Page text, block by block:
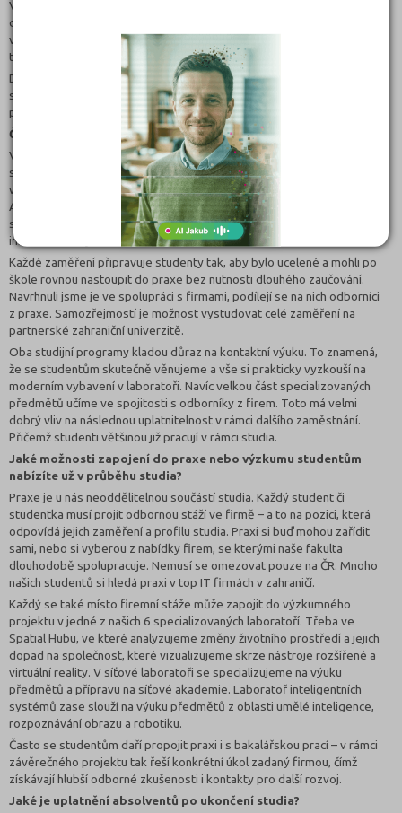
Ve studijním programu Administrace IS/ICT si studenti osvojí vše
důležité z oblastí počítačových sítí, serverových operačních systémů,
virtualizace, databázových a webových systémů i bezpečnostních
technologií.
Díky propojení s ekonomicko-manažersky zaměřenou fakultou naši
studenti získávají navíc přehled o fungování firem a základy řízení
projektů, práva i marketingu.
Čím se lišíte od ostatních fakult či škol, které obor nabízejí?
V Otevřené informatice jsme výjimeční studijními zaměřeními. Studenti
se mohou specializovat na vývoj mobilních aplikací, internet věcí,
webové technologie nebo řízení podniku. Studijní program
Administrace IS/ICT je od ostatních informatických programů odlišný
svým jasným zaměřením na správu podnikové IT infrastruktury,
informačních systémů a kybernetickou bezpečnost.
Každé zaměření připravuje studenty tak, aby bylo ucelené a mohli po
škole rovnou nastoupit do praxe bez nutnosti dlouhého zaučování.
Navrhnuli jsme je ve spolupráci s firmami, podílejí se na nich odborníci
z praxe. Samozřejmostí je možnost vystudovat celé zaměření na
partnerské zahraniční univerzitě.
Oba studijní programy kladou důraz na kontaktní výuku. To znamená,
že se studentům skutečně věnujeme a vše si prakticky vyzkouší na
moderním vybavení v laboratoři. Navíc velkou část specializovaných
předmětů učíme ve spojitosti s odborníky z firem. Toto má velmi
dobrý vliv na následnou uplatnitelnost v rámci dalšího zaměstnání.
Přičemž studenti většinou již pracují v rámci studia.
Jaké možnosti zapojení do praxe nebo výzkumu studentům
nabízíte už v průběhu studia?
Praxe je u nás neoddělitelnou součástí studia. Každý student či
studentka musí projít odbornou stáží ve firmě – a to na pozici, která
odpovídá jejich zaměření a profilu studia. Praxi si buď mohou zařídit
sami, nebo si vyberou z nabídky firem, se kterými naše fakulta
dlouhodobě spolupracuje. Nemusí se omezovat pouze na ČR. Mnoho
našich studentů si hledá praxi v top IT firmách v zahraničí.
Každý se také místo firemní stáže může zapojit do výzkumného
projektu v jedné z našich 6 specializovaných laboratoří. Třeba ve
Spatial Hubu, ve které analyzujeme změny životního prostředí a jejich
dopad na společnost, které vizualizujeme skrze nástroje rozšířené a
virtuální reality. V síťové laboratoři se specializujeme na výuku
předmětů a přípravu na síťové akademie. Laboratoř inteligentních
systémů zase slouží na výuku předmětů z oblasti umělé inteligence,
rozpoznávání obrazu a robotiku.
Často se studentům daří propojit praxi i s bakalářskou prací – v rámci
závěrečného projektu tak řeší konkrétní úkol zadaný firmou, čímž
získávají hlubší odborné zkušenosti i kontakty pro další rozvoj.
Jaké je uplatnění absolventů po ukončení studia?